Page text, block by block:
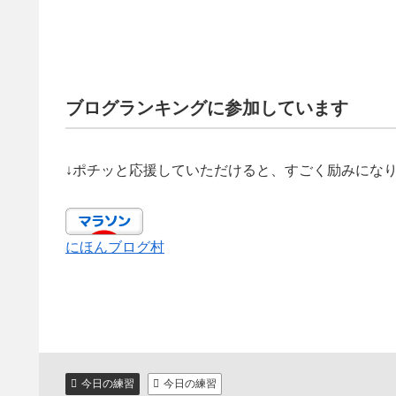
ブログランキングに参加しています
↓ポチッと応援していただけると、すごく励みにな
にほんブログ村
今日の練習 今日の練習